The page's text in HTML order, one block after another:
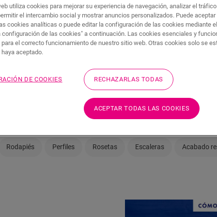
tu suelo de vinilo con
su nuevo suelo un estilo aún más “único”, disponemos de
darle un acabado elegante a su proyecto: desde
sobre cómo incorporar el vinilo a sus escaleras
tiene todo lo que necesita saber para rematar hasta el
Rodapiés Perfiles Rosetas Escaleras Acabado
utiliza cookies para mejorar su experiencia de navegación, analizar el
el intercambio social y mostrar anuncios personalizados. Puede aceptar
cookies analíticas o puede editar la configuración de las cookies mediante
configuración de las cookies" a continuación. Las cookies esenciales y
el correcto funcionamiento de nuestro sitio web. Otras cookies solo se
aceptado.
DE COOKIES RECHAZARLAS TODAS
ACEPTAR TODAS LAS COOKIES